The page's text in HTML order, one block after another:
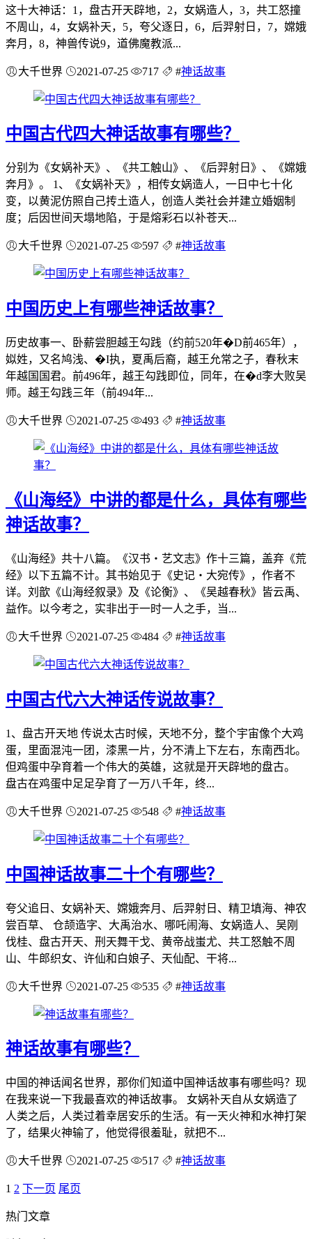
这十大神话：1，盘古开天辟地，2，女娲造人，3，共工怒撞
不周山，4，女娲补天，5，夸父逐日，6，后羿射日，7，嫦娥
奔月，8，神兽传说9，道佛魔教派...
大千世界 2021-07-25 717 #神话故事
中国古代四大神话故事有哪些？
分别为《女娲补天》、《共工触山》、《后羿射日》、《嫦娥
奔月》。 1、《女娲补天》，相传女娲造人，一日中七十化
变，以黄泥仿照自己抟土造人，创造人类社会并建立婚姻制
度；后因世间天塌地陷，于是熔彩石以补苍天...
大千世界 2021-07-25 597 #神话故事
中国历史上有哪些神话故事？
历史故事一、卧薪尝胆越王勾践（约前520年�D前465年），
姒姓，又名鸠浅、�I执，夏禹后裔，越王允常之子，春秋末
年越国国君。前496年，越王勾践即位，同年，在�d李大败吴
师。越王勾践三年（前494年...
大千世界 2021-07-25 493 #神话故事
《山海经》中讲的都是什么，具体有哪些
神话故事？
《山海经》共十八篇。《汉书・艺文志》作十三篇，盖弃《荒
经》以下五篇不计。其书始见于《史记・大宛传》，作者不
详。刘歆《山海经叙录》及《论衡》、《吴越春秋》皆云禹、
益作。以今考之，实非出于一时一人之手，当...
大千世界 2021-07-25 484 #神话故事
中国古代六大神话传说故事？
1、盘古开天地 传说太古时候，天地不分，整个宇宙像个大鸡
蛋，里面混沌一团，漆黑一片，分不清上下左右，东南西北。
但鸡蛋中孕育着一个伟大的英雄，这就是开天辟地的盘古。
盘古在鸡蛋中足足孕育了一万八千年，终...
大千世界 2021-07-25 548 #神话故事
中国神话故事二十个有哪些？
夸父追日、女娲补天、嫦娥奔月、后羿射日、精卫填海、神农
尝百草、 仓颉造字、大禹治水、哪吒闹海、女娲造人、吴刚
伐桂、盘古开天、刑天舞干戈、黄帝战蚩尤、共工怒触不周
山、牛郎织女、许仙和白娘子、天仙配、干将...
大千世界 2021-07-25 535 #神话故事
神话故事有哪些？
中国的神话闻名世界，那你们知道中国神话故事有哪些吗？现
在我来说一下我最喜欢的神话故事。 女娲补天自从女娲造了
人类之后，人类过着幸居安乐的生活。有一天火神和水神打架
了，结果火神输了，他觉得很羞耻，就把不...
大千世界 2021-07-25 517 #神话故事
1 2 下一页 尾页
热门文章